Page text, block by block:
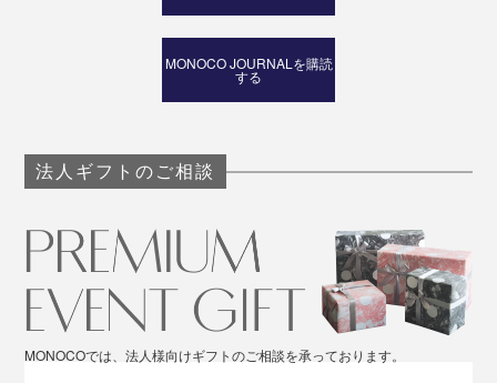
MONOCO JOURNALを購読
する
法人ギフトのご相談
MONOCOでは、法人様向けギフトのご相談を承っております。